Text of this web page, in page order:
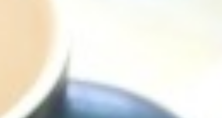
Tagung & Event
Braunlage